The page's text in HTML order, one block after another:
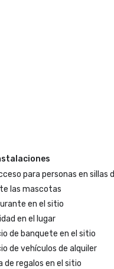
para personas en sillas
las mascotas
en el sitio
en el lugar
de banquete en el sitio
de vehículos de alquiler
de regalos en el sitio